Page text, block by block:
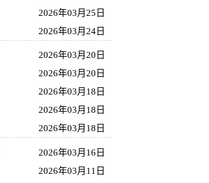
2026年03月25日
2026年03月24日
2026年03月20日
2026年03月20日
2026年03月18日
2026年03月18日
2026年03月18日
2026年03月16日
2026年03月11日